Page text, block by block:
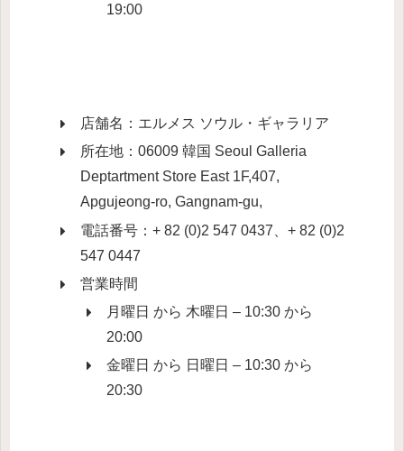
19:00
店舗名：エルメス ソウル・ギャラリア
所在地：06009 韓国 Seoul Galleria
Deptartment Store East 1F,407,
Apgujeong-ro, Gangnam-gu,
電話番号：+ 82 (0)2 547 0437、+ 82 (0)2
547 0447
営業時間
月曜日 から 木曜日 – 10:30 から
20:00
金曜日 から 日曜日 – 10:30 から
20:30